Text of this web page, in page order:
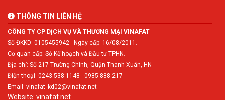
THÔNG TIN LIÊN HỆ
CÔNG TY CP DỊCH VỤ VÀ THƯƠNG MẠI VINAFAT
Số ĐKKD: 0105455942 - Ngày cấp: 16/08/2011.
Cơ quan cấp: Sở Kế hoạch và Đầu tư TPHN.
Địa chỉ: Số 217 Trường Chinh, Quận Thanh Xuân, HN
Điện thoại: 0243.538.1148 - 0985 888 217
Email: vinafat_kd02@vinafat.net
Website: vinafat.net